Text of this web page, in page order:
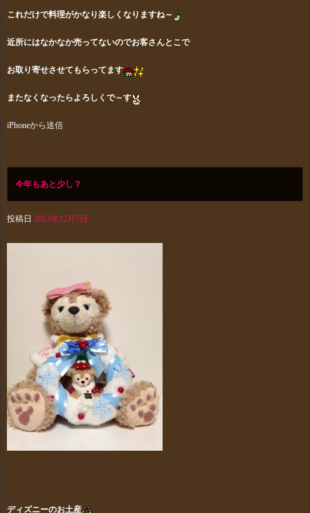
これだけで料理がかなり楽しくなりますね～
近所にはなかなか売ってないのでお客さんとこで
お取り寄せさせてもらって ます
またなくなったらよろしくで～す
iPhoneから送信
今年もあと少し？
投稿日 2013年12月7日
ディズニーのお土産